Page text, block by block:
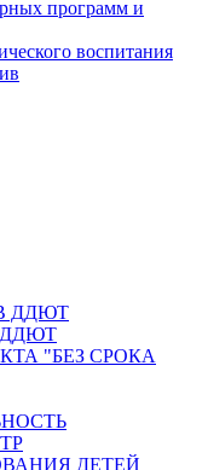
программ и
воспитания
ДДЮТ
"БЕЗ СРОКА
ДЕТЕЙ